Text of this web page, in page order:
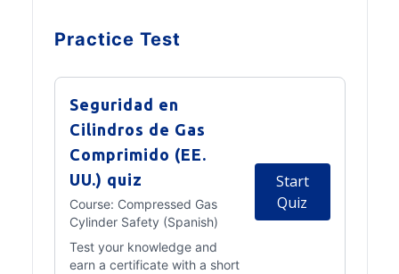
Practice Test
Seguridad en
Cilindros de Gas
Comprimido (EE.
UU.) quiz
Course: Compressed Gas
Cylinder Safety (Spanish)
Test your knowledge and
earn a certificate with a short
Start
Quiz